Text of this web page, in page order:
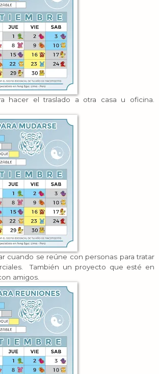
hacer el traslado a otra casa u oficina.
cuando se reúne con personas para tratar
También un proyecto que esté en
amigos.